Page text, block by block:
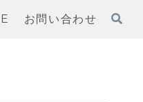
お問い合わせ